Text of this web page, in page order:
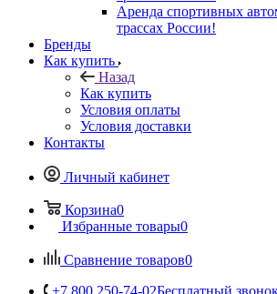
Аренда спортивных
трассах России!
Бренды
Как купить
Назад
Как купить
Условия оплаты
Условия доставки
Контакты
Личный кабинет
Корзина0
Избранные товары0
Сравнение товаров0
+7 800 250-74-02Бесплатный